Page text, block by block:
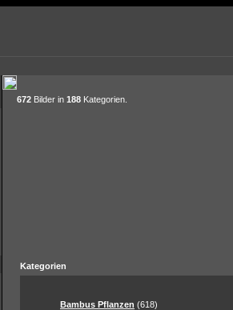
672 Bilder in 188 Kategorien.
Kategorien
Bambus Pflanzen (618)